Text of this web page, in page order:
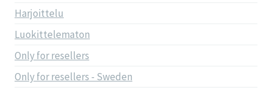
Harjoittelu
Luokittelematon
Only for resellers
Only for resellers - Sweden